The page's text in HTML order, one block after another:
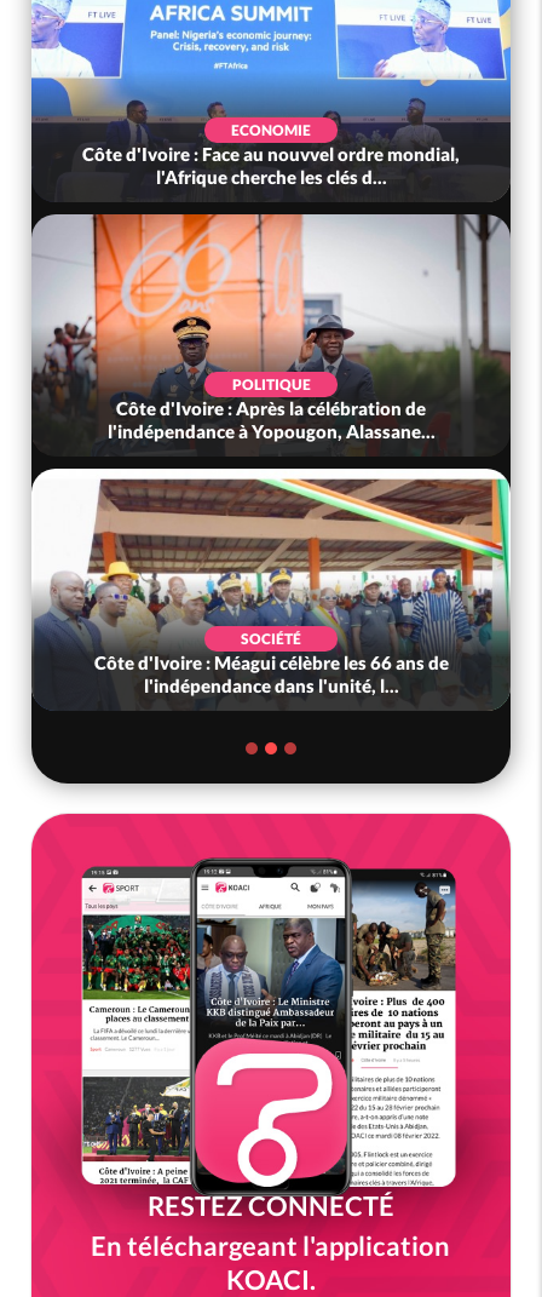
ECONOMIE
Côte d'Ivoire : Face au nouvvel ordre mondial,
l'Afrique cherche les clés d...
POLITIQUE
Côte d'Ivoire : Après la célébration de
l'indépendance à Yopougon, Alassane...
SOCIÉTÉ
Côte d'Ivoire : Méagui célèbre les 66 ans de
l'indépendance dans l'unité, l...
RESTEZ CONNECTÉ
En téléchargeant l'application
KOACI.